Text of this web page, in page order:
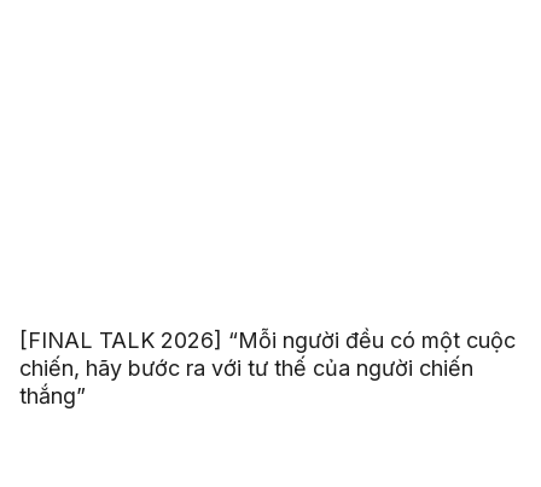
[FINAL TALK 2026] “Mỗi người đều có một cuộc
chiến, hãy bước ra với tư thế của người chiến
thắng”